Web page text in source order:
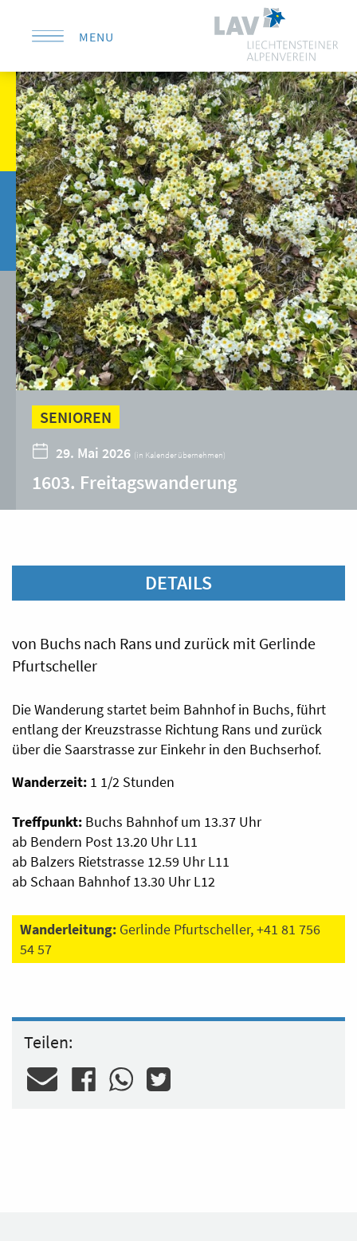
MENU
KONTAKT
SENIOREN
29. Mai 2026 (in Kalender übernehmen)
1603. Freitagswanderung
DETAILS
von Buchs nach Rans und zurück mit Gerlinde
Pfurtscheller
Die Wanderung startet beim Bahnhof in Buchs, führt
entlang der Kreuzstrasse Richtung Rans und zurück
über die Saarstrasse zur Einkehr in den Buchserhof.
Wanderzeit: 1 1/2 Stunden
Treffpunkt: Buchs Bahnhof um 13.37 Uhr
ab Bendern Post 13.20 Uhr L11
ab Balzers Rietstrasse 12.59 Uhr L11
ab Schaan Bahnhof 13.30 Uhr L12
Wanderleitung: Gerlinde Pfurtscheller, +41 81 756
54 57
Teilen: